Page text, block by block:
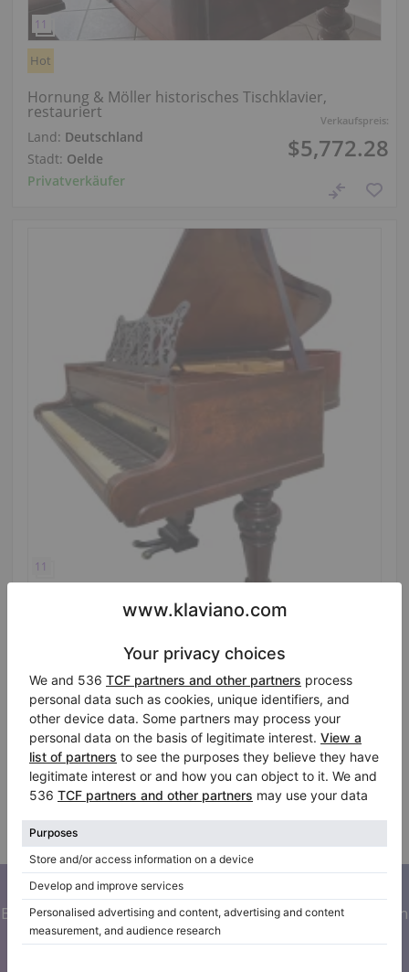
Verkaufspreis:
$5,772.28
Hot
Hornung & Möller historisches Tischklavier,
restauriert
Land: Deutschland
Stadt: Oelde
Privatverkäufer
Verkaufspreis:
$5,995.00
historischem Klang
Jahr: 1880
Land:Vereinigte Staaten
von Amerika
Stadt:Lilburn
Klavierhändler/Klavierstimmer/
Verifizierter Verkäufer
Abonnieren Sie unseren Newsletter
Bleiben Sie auf dem Laufenden mit allen Neuigkeiten von
Klaviano